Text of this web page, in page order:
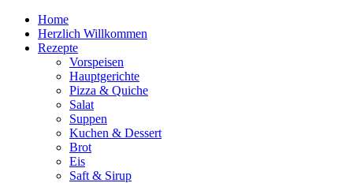
Home
Herzlich Willkommen
Rezepte
Vorspeisen
Hauptgerichte
Pizza & Quiche
Salat
Suppen
Kuchen & Dessert
Brot
Eis
Saft & Sirup